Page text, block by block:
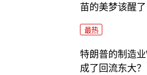
苗的美梦该醒了
最热
特朗普的制造
成了回流东大？